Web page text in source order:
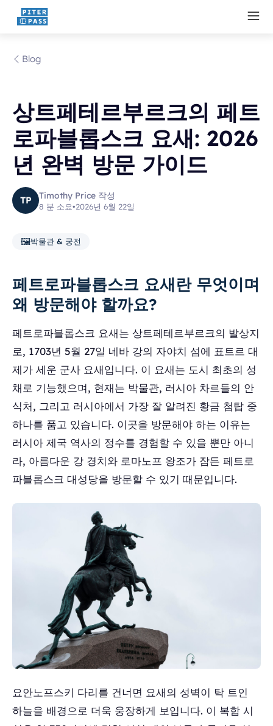
Blog
상트페테르부르크의 페트
로파블롭스크 요새: 2026
년 완벽 방문 가이드
TP Timothy Price 작성
8 분 소요•2026년 6월 22일
🖼️박물관 & 궁전
페트로파블롭스크 요새란 무엇이며
왜 방문해야 할까요?
페트로파블롭스크 요새는 상트페테르부르크의 발상지
로, 1703년 5월 27일 네바 강의 자야치 섬에 표트르 대
제가 세운 군사 요새입니다. 이 요새는 도시 최초의 성
채로 기능했으며, 현재는 박물관, 러시아 차르들의 안
식처, 그리고 러시아에서 가장 잘 알려진 황금 첨탑 중
하나를 품고 있습니다. 이곳을 방문해야 하는 이유는
러시아 제국 역사의 정수를 경험할 수 있을 뿐만 아니
라, 아름다운 강 경치와 로마노프 왕조가 잠든 페트로
파블롭스크 대성당을 방문할 수 있기 때문입니다.
요안노프스키 다리를 건너면 요새의 성벽이 탁 트인
하늘을 배경으로 더욱 웅장하게 보입니다. 이 복합 시